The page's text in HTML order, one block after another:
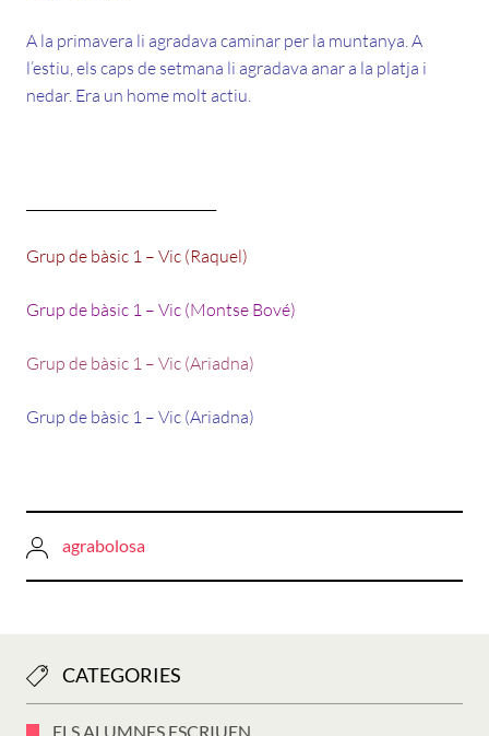
A la primavera li agradava caminar per la muntanya. A
l’estiu, els caps de setmana li agradava anar a la platja i
nedar. Era un home molt actiu.
Grup de bàsic 1 – Vic (Raquel)
Grup de bàsic 1 – Vic (Montse Bové)
Grup de bàsic 1 – Vic (Ariadna)
Grup de bàsic 1 – Vic (Ariadna)
agrabolosa
CATEGORIES
ELS ALUMNES ESCRIUEN